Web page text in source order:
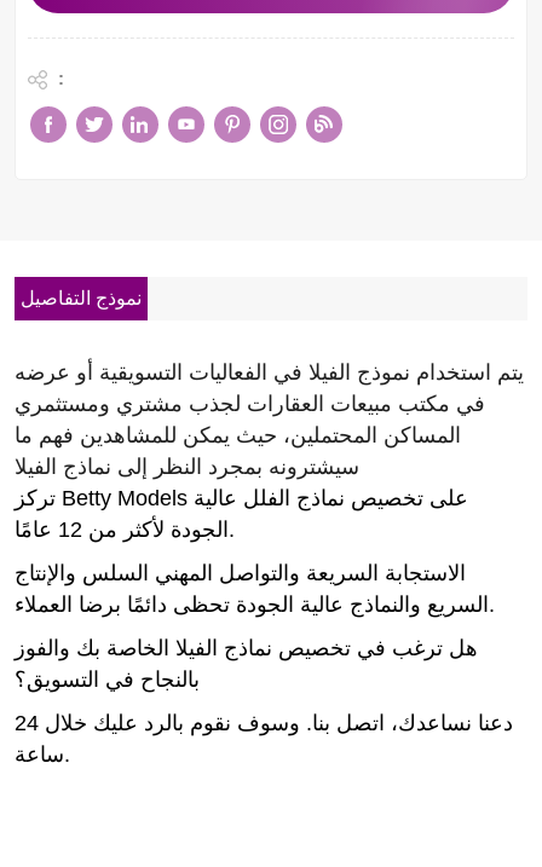
:
نموذج التفاصيل
يتم استخدام نموذج الفيلا في الفعاليات التسويقية أو عرضه
في مكتب مبيعات العقارات لجذب مشتري ومستثمري
المساكن المحتملين، حيث يمكن للمشاهدين فهم ما
سيشترونه بمجرد النظر إلى نماذج الفيلا
تركز Betty Models على تخصيص نماذج الفلل عالية
الجودة لأكثر من 12 عامًا.
الاستجابة السريعة والتواصل المهني السلس والإنتاج
السريع والنماذج عالية الجودة تحظى دائمًا برضا العملاء.
هل ترغب في تخصيص نماذج الفيلا الخاصة بك والفوز
بالنجاح في التسويق؟
دعنا نساعدك، اتصل بنا. وسوف نقوم بالرد عليك خلال 24
ساعة.